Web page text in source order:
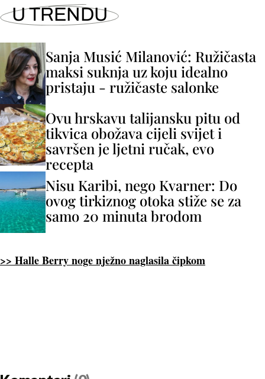
U TRENDU
Sanja Musić Milanović: Ružičasta
maksi suknja uz koju idealno
pristaju - ružičaste salonke
Ovu hrskavu talijansku pitu od
tikvica obožava cijeli svijet i
savršen je ljetni ručak, evo
recepta
Nisu Karibi, nego Kvarner: Do
ovog tirkiznog otoka stiže se za
samo 20 minuta brodom
>> Halle Berry noge nježno naglasila čipkom